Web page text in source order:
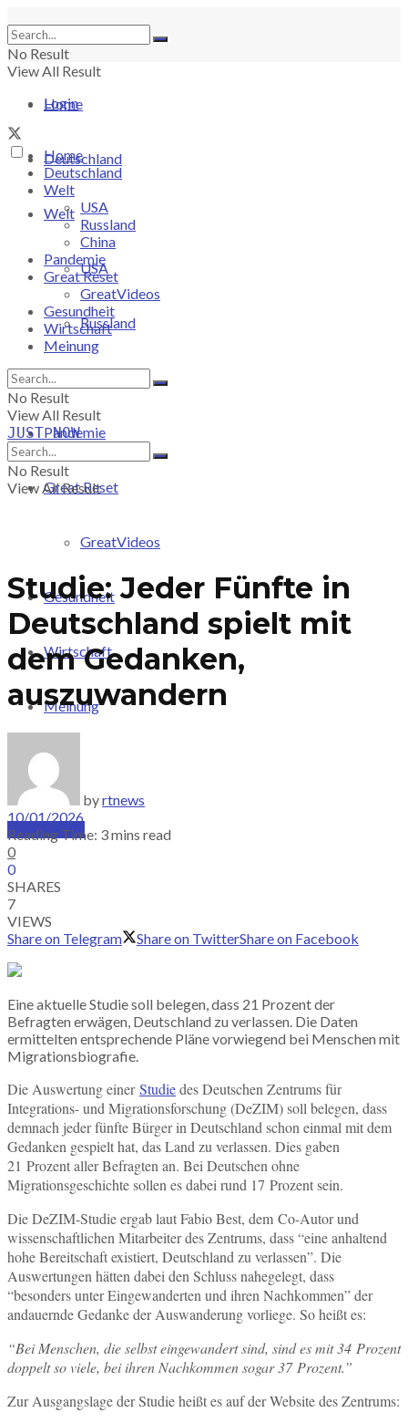
No Result
View All Result
Login
Home
Deutschland
Welt
USA
Russland
Pandemie
Great Reset
GreatVideos
Gesundheit
Wirtschaft
Meinung
PRICING
SUBSCRIBE
Home
Deutschland
Welt
USA
Russland
China
Pandemie
Great Reset
GreatVideos
Gesundheit
Wirtschaft
Meinung
No Result
View All Result
JUST-NOW
No Result
View All Result
Studie: Jeder Fünfte in
Deutschland spielt mit
dem Gedanken,
auszuwandern
byrtnews
10/01/2026
Reading Time: 3 mins read
0
0
SHARES
7
VIEWS
Share on Telegram
Share on TwitterShare on Facebook
Eine aktuelle Studie soll belegen, dass 21 Prozent der
Befragten erwägen, Deutschland zu verlassen. Die Daten
ermittelten entsprechende Pläne vorwiegend bei Menschen mit
Migrationsbiografie.
Die Auswertung einerStudiedes Deutschen Zentrums für
Integrations- und Migrationsforschung (DeZIM) soll belegen, dass
demnach jeder fünfte Bürger in Deutschland schon einmal mit dem
Gedanken gespielt hat, das Land zu verlassen. Dies gaben
21 Prozent aller Befragten an. Bei Deutschen ohne
Migrationsgeschichte sollen es dabei rund 17 Prozent sein.
Die DeZIM-Studie ergab laut Fabio Best, dem Co-Autor und
wissenschaftlichen Mitarbeiter des Zentrums, dass “eine anhaltend
hohe Bereitschaft existiert, Deutschland zu verlassen”. Die
Auswertungen hätten dabei den Schluss nahegelegt, dass
“besonders unter Eingewanderten und ihren Nachkommen” der
andauernde Gedanke der Auswanderung vorliege. So heißt es:
“Bei Menschen, die selbst eingewandert sind, sind es mit 34 Prozent
doppelt so viele, bei ihren Nachkommen sogar 37 Prozent.”
Zur Ausgangslage der Studie heißt es auf der Website des Zentrums: